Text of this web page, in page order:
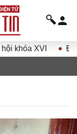
Nghị quyết Đại